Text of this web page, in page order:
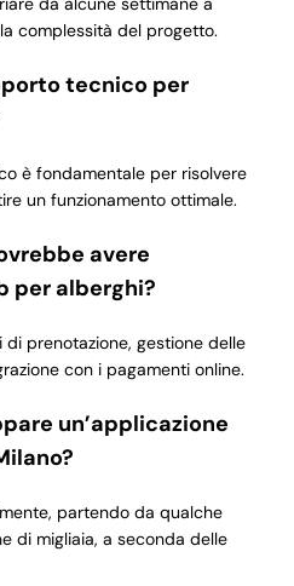
complessità del progetto.
tecnico per
è fondamentale per risolvere
un funzionamento ottimale.
avere
per alberghi?
prenotazione, gestione delle
con i pagamenti online.
un’applicazione
partendo da qualche
di migliaia, a seconda delle